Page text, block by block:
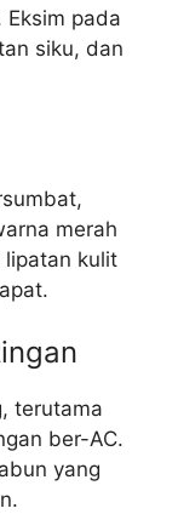
pada
siku, dan
merah
lipatan kulit
terutama
ber-AC.
yang